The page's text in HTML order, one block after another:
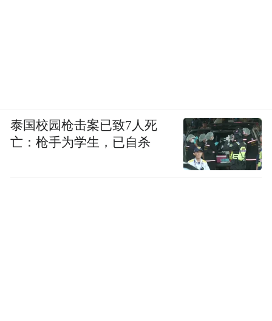
泰国校园枪击案已致7人死
亡：枪手为学生，已自杀